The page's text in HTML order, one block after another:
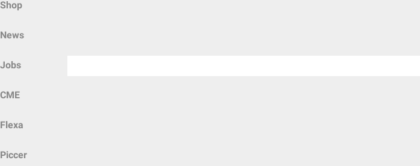
Shop
News
Jobs
CME
Flexa
Piccer